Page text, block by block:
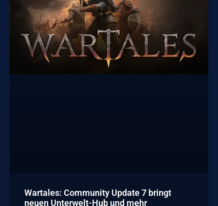
Wartales: Community Update 7 bringt
neuen Unterwelt-Hub und mehr